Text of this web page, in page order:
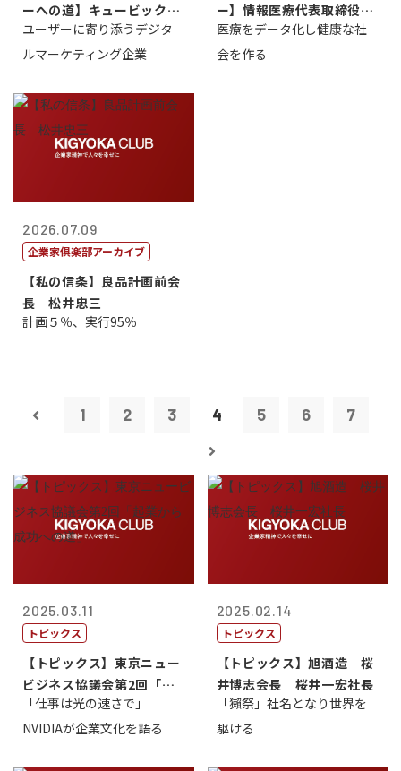
ーへの道】キュービック代
表取締役CE...
ユーザーに寄り添うデジタ
ルマーケティング企業
ー】情報医療代表取締役
原 聖吾
医療をデータ化し健康な社
会を作る
2026.07.09
企業家倶楽部アーカイブ
【私の信条】良品計画前会
長 松井忠三
計画５％、実行95％
1 2 3 4 5 6 7
2025.03.11
トピックス
【トピックス】東京ニュー
ビジネス協議会第2回「起
業から成功へ...
「仕事は光の速さで」
NVIDIAが企業文化を語る
2025.02.14
トピックス
【トピックス】旭酒造 桜
井博志会長 桜井一宏社長
「獺祭」社名となり世界を
駆ける